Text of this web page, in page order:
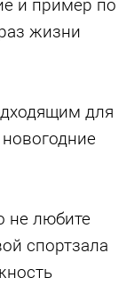
и пример по
жизни
для
не любите
спортзала